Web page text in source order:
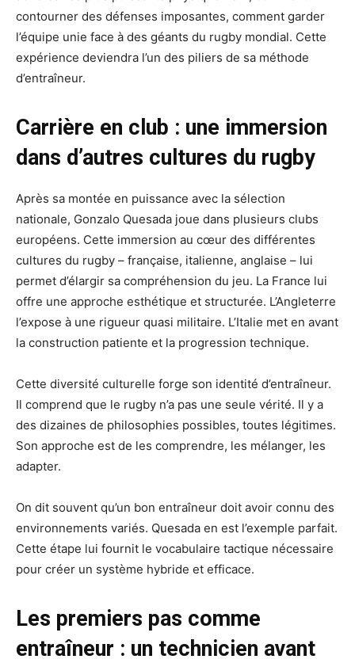
contourner des défenses imposantes, comment garder
l’équipe unie face à des géants du rugby mondial. Cette
expérience deviendra l’un des piliers de sa méthode
d’entraîneur.
Carrière en club : une immersion
dans d’autres cultures du rugby
Après sa montée en puissance avec la sélection
nationale, Gonzalo Quesada joue dans plusieurs clubs
européens. Cette immersion au cœur des différentes
cultures du rugby – française, italienne, anglaise – lui
permet d’élargir sa compréhension du jeu. La France lui
offre une approche esthétique et structurée. L’Angleterre
l’expose à une rigueur quasi militaire. L’Italie met en avant
la construction patiente et la progression technique.
Cette diversité culturelle forge son identité d’entraîneur.
Il comprend que le rugby n’a pas une seule vérité. Il y a
des dizaines de philosophies possibles, toutes légitimes.
Son approche est de les comprendre, les mélanger, les
adapter.
On dit souvent qu’un bon entraîneur doit avoir connu des
environnements variés. Quesada en est l’exemple parfait.
Cette étape lui fournit le vocabulaire tactique nécessaire
pour créer un système hybride et efficace.
Les premiers pas comme
entraîneur : un technicien avant